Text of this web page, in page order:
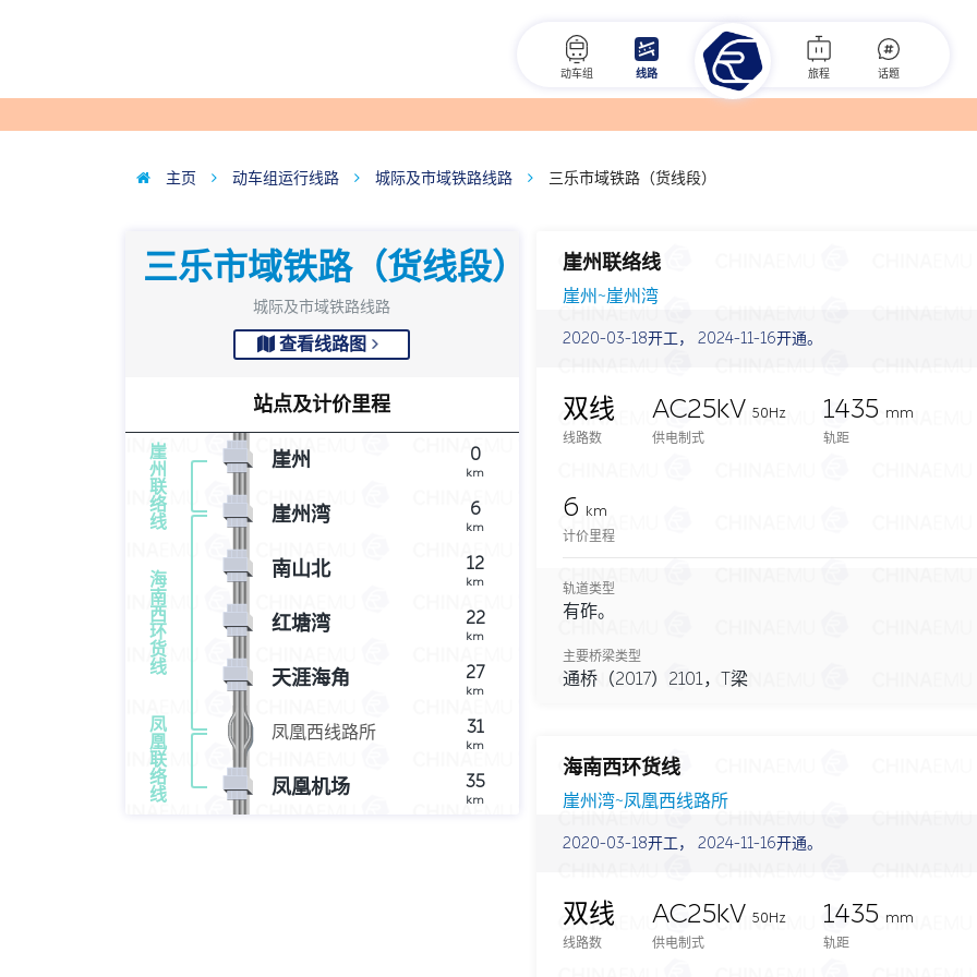
动车组 线路 旅程 话题
主页 动车组运行线路 城际及市域铁路线路 三乐市域铁路（货线段）
三乐市域铁路（货线段）
城际及市域铁路线路
查看线路图
站点及计价里程
崖
州
联
络
线
0
km
崖州
海
南
西
环
货
线
6
km
崖州湾
12
km
南山北
22
km
红塘湾
27
km
天涯海角
凤
凰
联
络
线
31
km
凤凰西线路所
35
km
凤凰机场
崖州联络线
崖州~崖州湾
2020-03-18开工， 2024-11-16开通。
双线
线路数
AC25kV 50Hz
供电制式
1435 mm
轨距
6 km
计价里程
轨道类型
有砟。
主要桥梁类型
通桥（2017）2101，T梁
海南西环货线
崖州湾~凤凰西线路所
2020-03-18开工， 2024-11-16开通。
双线
线路数
AC25kV 50Hz
供电制式
1435 mm
轨距